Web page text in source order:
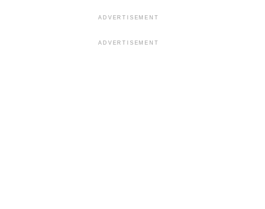
ADVERTISEMENT
ADVERTISEMENT